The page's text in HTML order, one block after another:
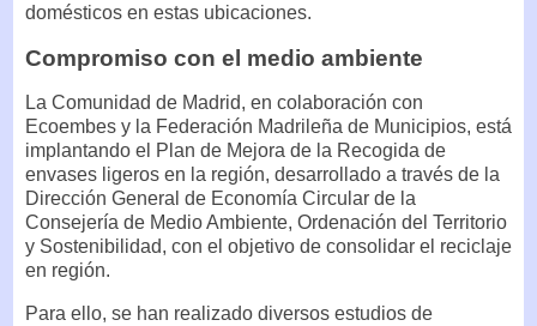
domésticos en estas ubicaciones.
Compromiso con el medio ambiente
La Comunidad de Madrid, en colaboración con
Ecoembes y la Federación Madrileña de Municipios, está
implantando el Plan de Mejora de la Recogida de
envases ligeros en la región, desarrollado a través de la
Dirección General de Economía Circular de la
Consejería de Medio Ambiente, Ordenación del Territorio
y Sostenibilidad, con el objetivo de consolidar el reciclaje
en región.
Para ello, se han realizado diversos estudios de